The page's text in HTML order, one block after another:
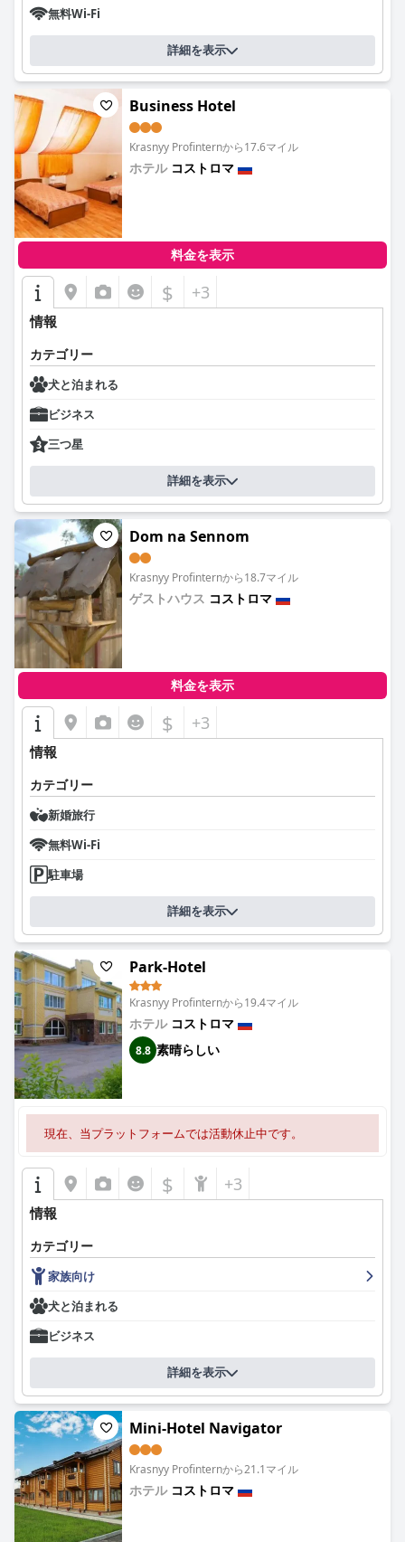
無料Wi-Fi
詳細を表示
Business Hotel
Krasnyy Profinternから17.6マイル
ホテル コストロマ
料金を表示
$ +3
情報
カテゴリー
犬と泊まれる
ビジネス
三つ星
詳細を表示
Dom na Sennom
Krasnyy Profinternから18.7マイル
ゲストハウス コストロマ
料金を表示
$ +3
情報
カテゴリー
新婚旅行
無料Wi-Fi
駐車場
詳細を表示
Park-Hotel
Krasnyy Profinternから19.4マイル
ホテル コストロマ
8.8 素晴らしい
現在、当プラットフォームでは活動休止中です。
$ +3
情報
カテゴリー
家族向け
犬と泊まれる
ビジネス
詳細を表示
Mini-Hotel Navigator
Krasnyy Profinternから21.1マイル
ホテル コストロマ